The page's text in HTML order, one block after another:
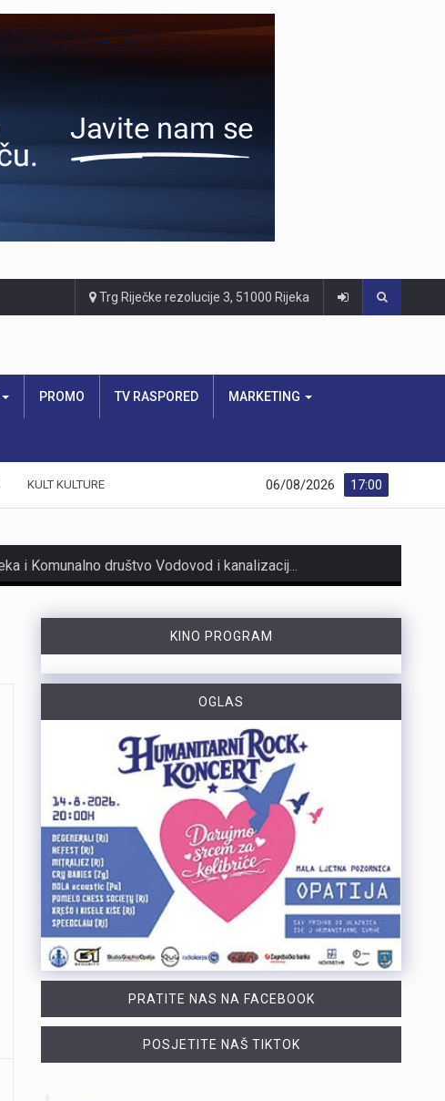
Trg Riječke rezolucije 3, 51000 Rijeka
PROMO TV RASPORED MARKETING
KULT KULTURE 17:00
06/08/2026
https://youtu.be/OT6Ne0UuW2Y Slovenski nogometaš Igor Vekić novo je pojačanje HNK Rijeka. Vratar koji je u karijeri nastupao za slovenski Bravo, portugalski Paços de Ferreira i danski Vejle potpisao je s riječkim klubom ugovor na dvije godine, uz mogućnost produljenja na još jednu godinu. Vekić već ima poveznicu s Rijekom jer je bio dio slovenske reprezentacije u vrijeme kada je izbornik bio Matjaž Kek. Više u videopprilogu:
https://youtu.be/YVbmHv3gA5o U sklopu obilježavanja Dana pobjede i domovinske zahvalnosti te Dana hrvatskih branitelja, na Gatu Karoline Riječke u Rijeci građanima su za razgledavanje otvoreni službeni brodovi državnih tijela. Posjetitelji su mogli obići policijski brod „Marino Jakominić“ i novi carinski brod „Šibenik“ te izbliza upoznati rad posada i tehnologiju na plovilima. Iako je brod Lučke kapetanije bio u luci, nije bio otvoren za razgledavanje, dok najavljeni brod Hrvatske ratne mornarice ove godine nije stigao u Rijeku. Više u videoprilogu:
https://youtu.be/g3PZHf8Z8yM Deseti put održana je manifestacija „Oluja na Kvarneru“ na Krčkom mostu, gdje su 222 baklje upaljene u čast poginulim braniteljima Primorsko-goranske županije. Uz sudjelovanje brojnih posjetitelja i navijačkih udruga, događaj je prenio poruku trajnog sjećanja na branitelje koji su dali život za slobodu.Na Krčkom mostu održana je deseta po redu manifestacija „Oluja na Kvarneru“ u spomen na 222 poginula branitelja s područja Primorsko-goranske županije. Svaka od 222 baklje simbolizirala je ime, uspomenu i zahvalnost na poginule u Domovinskom ratu. Više u videoprilogu:
Otvorene su prijave za šesto izdanje amaterskog stolnoteniskog turnira Pajol Open. Turnir zajednički organiziraju Pajol Beach Bar i Distune Promotion. I ove se godine igra za projekt PingPongParkinson®. To je inicijativa namijenjena osobama oboljelima od Parkinsonove bolesti. Projekt je u New Yorku pokrenuo riječki glazbenik svjetskoga glasa Nenad Bach. Njemu je bolest dijagnosticirana, a nakon redovitog igranja stolnog tenisa primijetio je značajna poboljšanja. Danas u svijetu postoji više od 400 klubova u 30 zemalja. Održavaju se nacionalna i svjetska prvenstva. Sav prihod od kotizacija iznosi 10 eura. Novac je namijenjen za PingPongParkinson® Rijeka. Klub pomaže poboljšanju kvalitete života oboljelih osoba. Turnir je namijenjen isključivo amaterima. Profesionalni igrači i aktivni natjecatelji u klubovima ili ligama ne mogu sudjelovati. Prijaviti se mogu punoljetne osobe (od 18 godina) i strani državljani. Prijave traju do ponedjeljka, 17. kolovoza u 18 sati. Za prijavu je potrebno navesti: Ime i prezime Kontakt mobitel Naziv tima (obavezno samo za parove) Turnir se igra u pojedinačnoj i konkurenciji parova (maksimalno jedna prijava po osobi u obje kategorije), a format (kup ili skupine) ovisit će o broju sudionika. Kvalifikacije: Četvrtak, 20. kolovoza 2026. Završnica: Petak, 21. kolovoza 2026. (od 1. do 4. mjesta)U slučaju lošeg vremena (kiša/vjetar) turnir se…
KINO PROGRAM
OGLAS
PRATITE NAS NA FACEBOOK
POSJETITE NAŠ TIKTOK